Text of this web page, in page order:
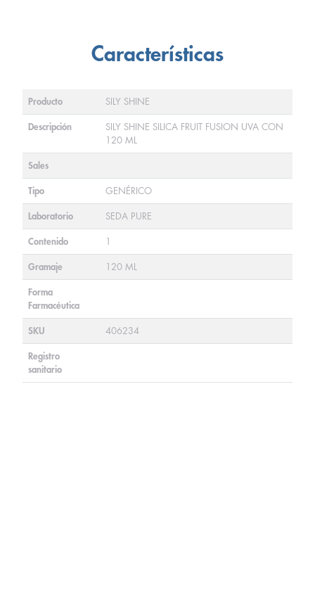
Características
Producto SILY SHINE
Descripción
SILY SHINE SILICA FRUIT FUSION UVA CON
120 ML
Sales
Tipo GENÉRICO
Laboratorio SEDA PURE
Contenido 1
Gramaje 120 ML
Forma
Farmacéutica
SKU 406234
Registro
sanitario